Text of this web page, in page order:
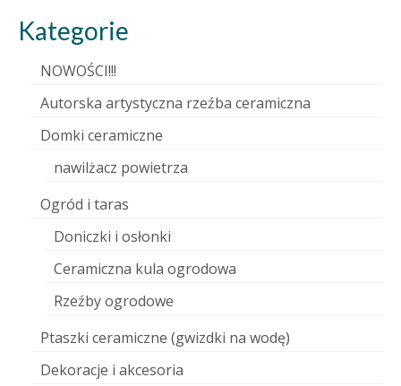
Kategorie
NOWOŚCI!!!
Autorska artystyczna rzeźba ceramiczna
Domki ceramiczne
nawilżacz powietrza
Ogród i taras
Doniczki i osłonki
Ceramiczna kula ogrodowa
Rzeźby ogrodowe
Ptaszki ceramiczne (gwizdki na wodę)
Dekoracje i akcesoria